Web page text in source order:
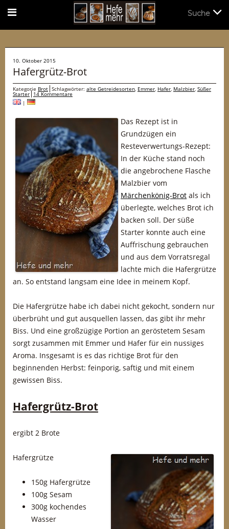
10. Oktober 2015
Hafergrütz-Brot
Kategorie Brot Schlagwörter: alte Getreidesorten, Emmer, Hafer, Malzbier, Süßer
Starter 14 Kommentare
|
Das Rezept ist in
Grundzügen ein
Resteverwertungs-Rezept:
In der Küche stand noch
die angebrochene Flasche
Malzbier vom
Märchenkönig-Brot als ich
überlegte, welches Brot ich
backen soll. Der süße
Starter konnte auch eine
Auffrischung gebrauchen
und aus dem Vorratsregal
lachte mich die Hafergrütze
an. So entstand langsam eine Idee in meinem Kopf.
Die Hafergrütze habe ich dabei nicht gekocht, sondern nur
überbrüht und gut ausquellen lassen, das gibt ihr mehr
Biss. Und eine großzügige Portion an geröstetem Sesam
sorgt zusammen mit Emmer und Hafer für ein nussiges
Aroma. Insgesamt is es das richtige Brot für den
beginnenden Herbst: feinporig, saftig und mit einem
gewissen Biss.
Hafergrütz-Brot
ergibt 2 Brote
Hafergrütze
150g Hafergrütze
100g Sesam
300g kochendes
Wasser
Suche
Suche